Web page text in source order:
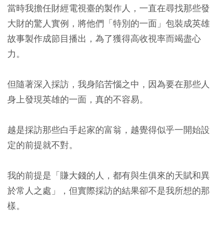
當時我擔任財經電視臺的製作人，一直在尋找那些發
大財的驚人實例，將他們「特別的一面」包裝成英雄
故事製作成節目播出，為了獲得高收視率而竭盡心
力。
但隨著深入採訪，我身陷苦惱之中，因為要在那些人
身上發現英雄的一面，真的不容易。
越是採訪那些白手起家的富翁，越覺得似乎一開始設
定的前提就不對。
我的前提是「賺大錢的人，都有與生俱來的天賦和異
於常人之處」，但實際採訪的結果卻不是我所想的那
樣。